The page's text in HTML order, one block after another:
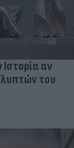
αν
του